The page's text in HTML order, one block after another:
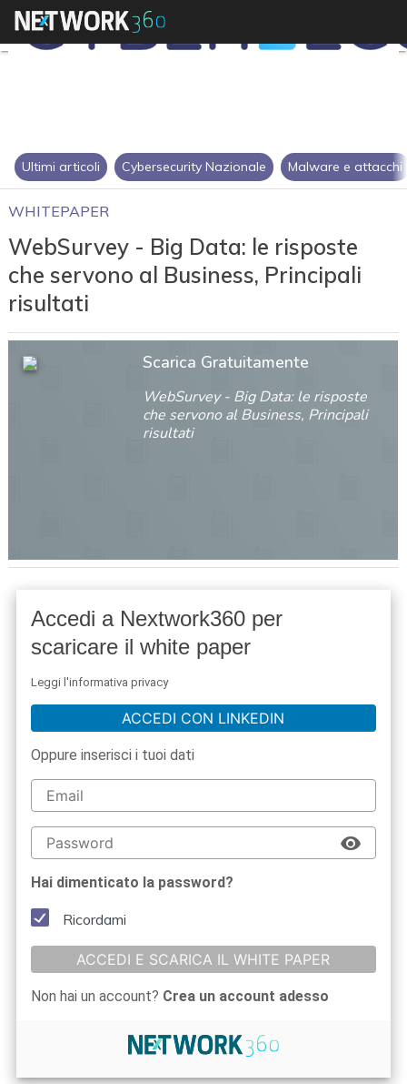
Ultimi articoli Cybersecurity Nazionale Malware e attacchi
WHITEPAPER
WebSurvey - Big Data: le risposte
che servono al Business, Principali
risultati
Scarica Gratuitamente
WebSurvey - Big Data: le risposte
che servono al Business, Principali
risultati
Accedi a Nextwork360 per
scaricare il white paper
Leggi l'informativa privacy
ACCEDI CON LINKEDIN
Oppure inserisci i tuoi dati
Hai dimenticato la password?
Ricordami
ACCEDI E SCARICA IL WHITE PAPER
Non hai un account? Crea un account adesso